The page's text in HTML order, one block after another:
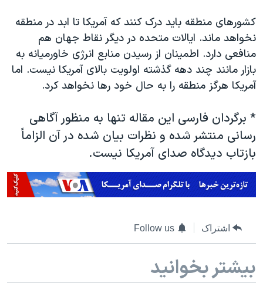
کشورهای منطقه باید درک کنند که آمریکا تا ابد در منطقه
نخواهد ماند. ایالات متحده در دیگر نقاط جهان هم
منافعی دارد. اطمینان از رسیدن منابع انرژی خاورمیانه به
بازار مانند چند دهه گذشته اولویت بالای آمریکا نیست. اما
آمریکا هرگز منطقه را به حال خود رها نخواهد کرد.
* برگردان فارسی این مقاله تنها به منظور آگاهی
رسانی منتشر شده و نظرات بیان شده در آن الزاماً
بازتاب دیدگاه صدای آمریکا نیست.
اشتراک Follow us
بیشتر بخوانید